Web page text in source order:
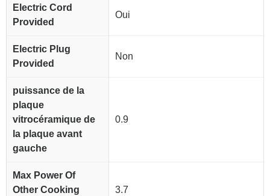
Electric Cord
Provided
Oui
Electric Plug
Provided
Non
puissance de la
plaque
vitrocéramique de
la plaque avant
gauche
0.9
Max Power Of
Other Cooking
3.7